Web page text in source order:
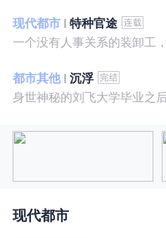
现代都市
特种官途
都市其他
沉浮
现代都市